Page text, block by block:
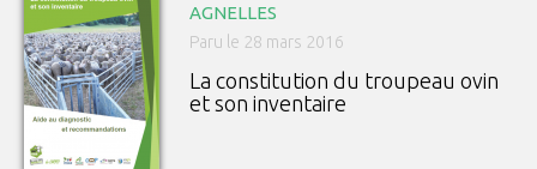
AGNELLES
Paru le 28 mars 2016
La constitution du troupeau ovin
et son inventaire